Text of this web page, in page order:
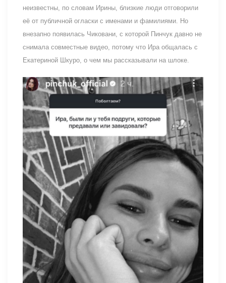
неизвестны, по словам Ирины, близкие люди отговорили
её от публичной огласки с именами и фамилиями. Но
внезапно появилась Чиковани, с которой Пинчук давно не
снимала совместные видео, потому что Ира общалась с
Екатериной Шкуро, о чем мы рассказывали на шлоке.